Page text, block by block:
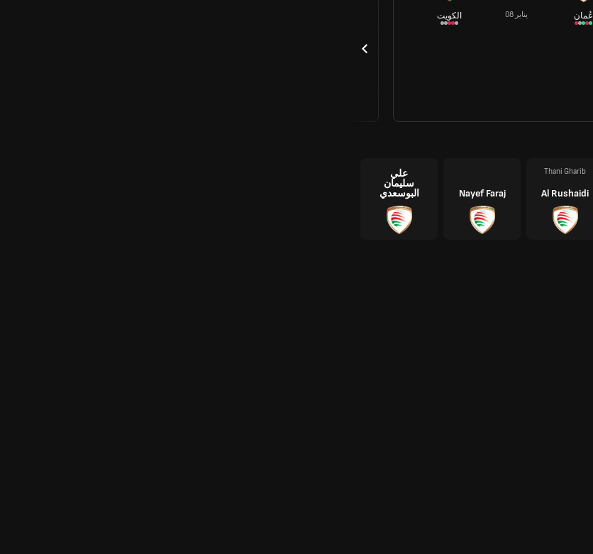
الكويت 08 يناير عُمان
Thani Gharib
Al Rushaidi
Nayef Faraj
علي
سليمان
البوسعدي